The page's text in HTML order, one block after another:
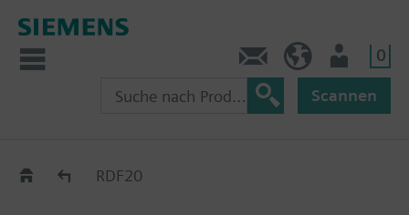
0
Scannen
Austauschhilfe
RDF20